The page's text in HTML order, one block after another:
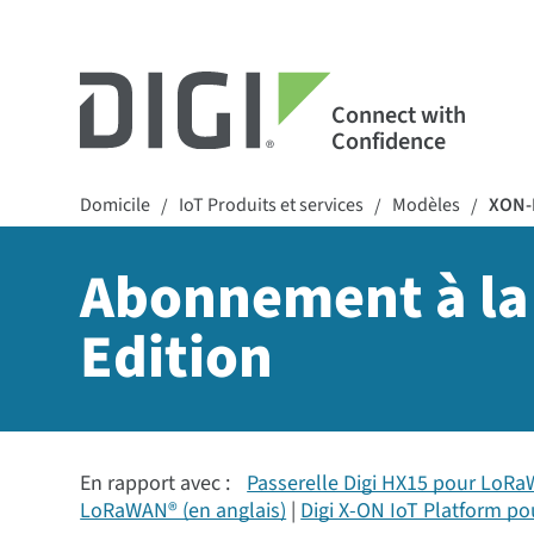
Connect with
Confidence
Domicile / IoT Produits et services / Modèles /
Abonnement à
Edition
En rapport avec : Passerelle Digi HX15 pour
LoRaWAN® (en anglais) Digi X-ON IoT Platform